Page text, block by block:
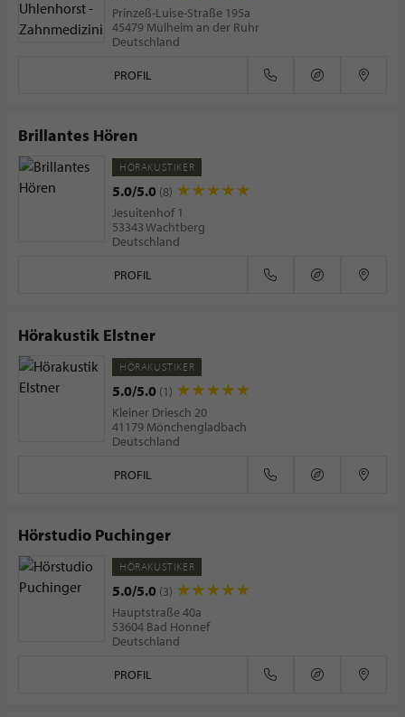
Prinzeß-Luise-Straße 195a
45479 Mülheim an der Ruhr
Deutschland
PROFIL
Brillantes Hören
HÖRAKUSTIKER
5.0/5.0 (8)
Jesuitenhof 1
53343 Wachtberg
Deutschland
PROFIL
Hörakustik Elstner
HÖRAKUSTIKER
5.0/5.0 (1)
Kleiner Driesch 20
41179 Mönchengladbach
Deutschland
PROFIL
Hörstudio Puchinger
HÖRAKUSTIKER
5.0/5.0 (3)
Hauptstraße 40a
53604 Bad Honnef
Deutschland
PROFIL